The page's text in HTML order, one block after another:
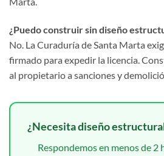
¿Puedo construir sin diseño
No. La Curaduría de Santa Marta
firmado para expedir la licencia.
al propietario a sanciones y
¿Necesita diseño
Respondemos en menos de 2